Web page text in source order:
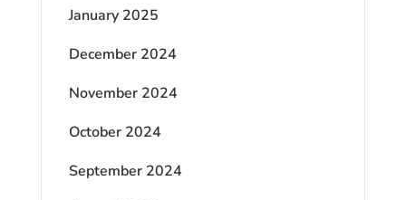
January 2025
December 2024
November 2024
October 2024
September 2024